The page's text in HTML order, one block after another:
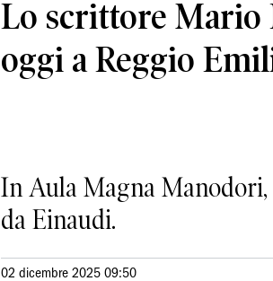
Lo scrittore Mario
oggi a Reggio
In Aula Magna
da Einaudi.
02 dicembre 2025 09:50